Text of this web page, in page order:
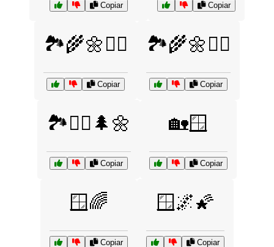
Copiar Copiar
🏞️🌾🌼🚴‍♂️
Copiar
🏞️🌾🌼🚶‍♀️
Copiar
🏞️🚶‍♂️🌲🌼
Copiar
🏡🪟
Copiar
🪟🌈
Copiar
🪟🌌🌠
Copiar